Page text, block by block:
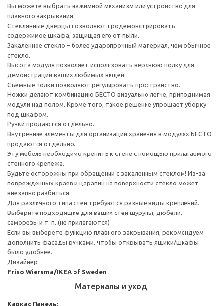
Вы можете выбрать нажимной механизм или устройство для
плавного закрывания.
Стеклянные дверцы позволяют продемонстрировать
содержимое шкафа, защищая его от пыли.
Закаленное стекло – более ударопрочный материал, чем обычное
стекло.
Высота модуля позволяет использовать верхнюю полку для
демонстрации ваших любимых вещей.
Съемные полки позволяют регулировать пространство.
Ножки делают комбинацию БЕСТО визуально легче, приподнимая
модули над полом. Кроме того, такое решение упрощает уборку
под шкафом.
Ручки продаются отдельно.
Внутренние элементы для организации хранения в модулях БЕСТО
продаются отдельно.
Эту мебель необходимо крепить к стене с помощью прилагаемого
стенного крепежа.
Будьте осторожны при обращении с закаленным стеклом! Из-за
поврежденных краев и царапин на поверхности стекло может
внезапно разбиться.
Для различного типа стен требуются разные виды креплений.
Выберите подходящие для ваших стен шурупы, дюбели,
саморезы и т. п. (не прилагаются).
Если вы выберете функцию плавного закрывания, рекомендуем
дополнить фасады ручками, чтобы открывать ящики/шкафы
было удобнее.
Дизайнер:
Friso Wiersma/IKEA of Sweden
Материалы и уход
Каркас Панель: